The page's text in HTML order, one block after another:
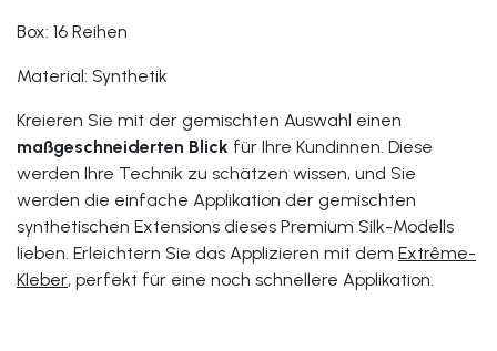
Box: 16 Reihen
Material: Synthetik
Kreieren Sie mit der gemischten Auswahl einen
maßgeschneiderten Blick für Ihre Kundinnen. Diese
werden Ihre Technik zu schätzen wissen, und Sie
werden die einfache Applikation der gemischten
synthetischen Extensions dieses Premium Silk-Modells
lieben. Erleichtern Sie das Applizieren mit dem Extrême-
Kleber, perfekt für eine noch schnellere Applikation.